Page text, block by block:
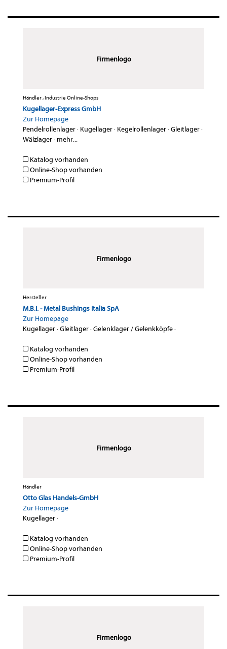
Firmenlogo
Händler , Industrie Online-Shops
Kugellager-Express GmbH
Zur Homepage
Pendelrollenlager· Kugellager· Kegelrollenlager·Gleitlager·
Wälzlager· mehr...
Katalog vorhanden
Online-Shop vorhanden
Premium-Profil
Firmenlogo
Hersteller
M.B.I. - Metal Bushings Italia SpA
Zur Homepage
Kugellager·Gleitlager·Gelenklager / Gelenkköpfe·
Katalog vorhanden
Online-Shop vorhanden
Premium-Profil
Firmenlogo
Händler
Otto Glas Handels-GmbH
Zur Homepage
Kugellager·
Katalog vorhanden
Online-Shop vorhanden
Premium-Profil
Firmenlogo